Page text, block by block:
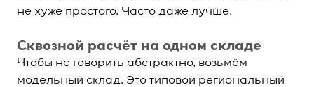
не хуже простого. Часто даже лучше.
Сквозной расчёт на одном складе
Чтобы не говорить абстрактно, возьмём
модельный склад. Это типовой региональный